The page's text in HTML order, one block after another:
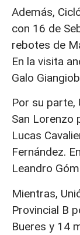
Además,
con 16 de
rebotes de
En la visita
Galo
Por su parte,
San Lorenzo
Lucas
Fernández.
Leandro
Mientras,
Provincial B
Bueres y 14